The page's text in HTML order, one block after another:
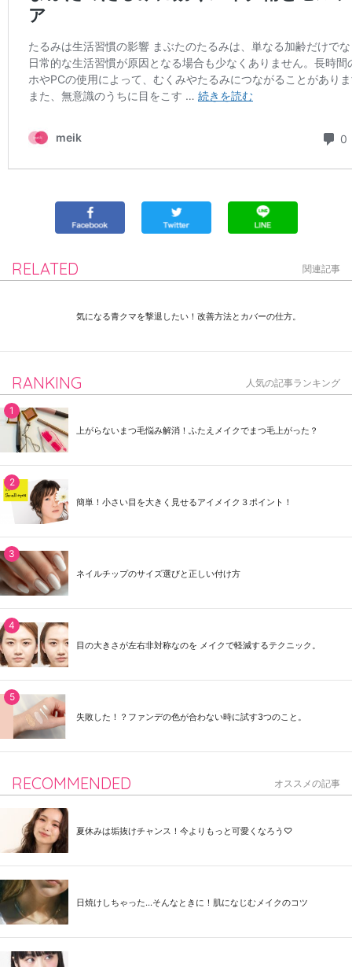
RELATED 関連記事
気になる青クマを撃退したい！改善方法とカバーの仕方。
RANKING 人気の記事ランキング
上がらないまつ毛悩み解消！ふたえメイクでまつ毛上がった？
簡単！小さい目を大きく見せるアイメイク３ポイント！
ネイルチップのサイズ選びと正しい付け方
目の大きさが左右非対称なのを メイクで軽減するテクニック。
失敗した！？ファンデの色が合わない時に試す3つのこと。
RECOMMENDED オススメの記事
夏休みは垢抜けチャンス！今よりもっと可愛くなろう♡
日焼けしちゃった...そんなときに！肌になじむメイクのコツ